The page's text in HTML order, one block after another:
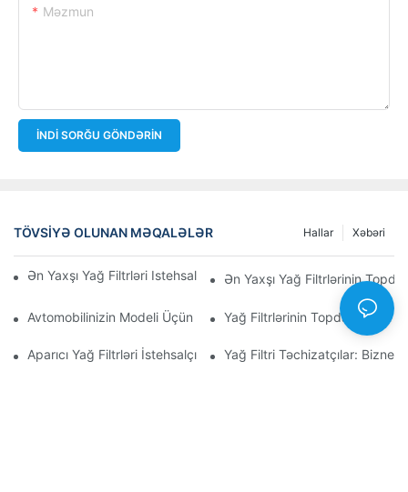
Məzmun
İNDI SORĞU GÖNDƏRIN
TÖVSIYƏ OLUNAN MƏQALƏLƏR Xəbəri
Hallar
Ən Yaxşı Yağ Filtrləri Istehsal Edən Şirkətlər: Hərtərəfli Baxış
Ən Yaxşı Yağ Filtrlərinin
Avtomobilinizin Modeli Üçün Düzgün Yağ Filtrinin Seçilməsi:
Yağ Filtrlərinin Topdan Satışı
Aparıcı Yağ Filtrləri İstehsalçılarına Və Onların İnnovasiyalarına
Yağ Filtri Təchizatçılar: